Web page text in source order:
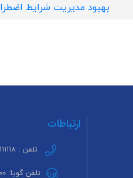
بهبود مديريت شرايط
ارتباطات
تلفن : ۵۲۱۱۱۱۱۸-۰۶۱
تلفن گویا: ۵۲۱۱۳۰۰۰-۰۶۱